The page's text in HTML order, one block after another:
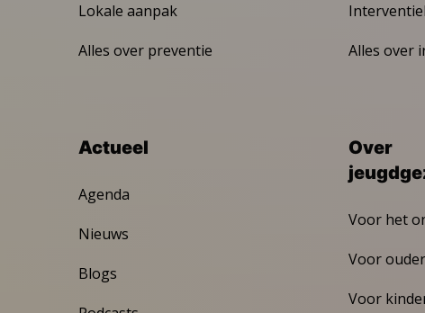
Lokale aanpak
Alles over preventie
Alles over
Actueel
Agenda
Nieuws
Blogs
Over
Voor het
Voor
Voor